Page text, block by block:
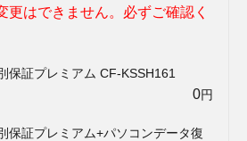
はできません。必ずご確認く
保証プレミアム CF-KSSH161
0円
保証プレミアム+パソコンデータ復